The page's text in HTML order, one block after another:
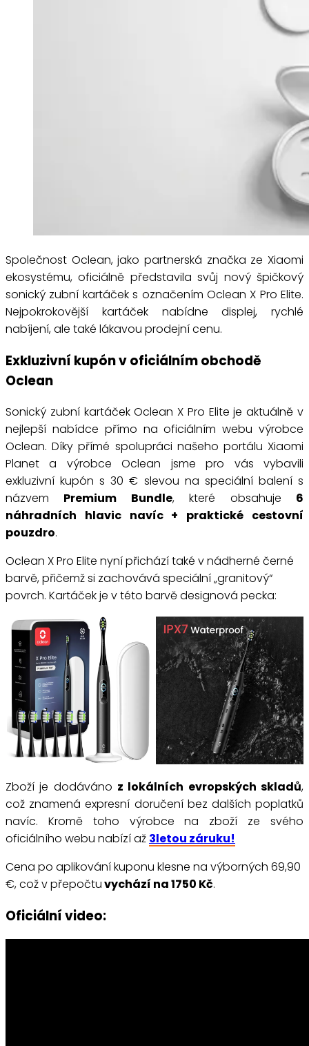
Společnost Oclean, jako partnerská značka ze Xiaomi
ekosystému, oficiálně představila svůj nový špičkový
sonický zubní kartáček s označením Oclean X Pro Elite.
Nejpokrokovější kartáček nabídne displej, rychlé
nabíjení, ale také lákavou prodejní cenu.
Exkluzivní kupón v oficiálním obchodě
Oclean
Sonický zubní kartáček Oclean X Pro Elite je aktuálně v
nejlepší nabídce přímo na oficiálním webu výrobce
Oclean. Díky přímé spolupráci našeho portálu Xiaomi
Planet a výrobce Oclean jsme pro vás vybavili
exkluzivní kupón s 30 € slevou na speciální balení s
názvem Premium Bundle, které obsahuje 6
náhradních hlavic navíc + praktické cestovní
pouzdro.
Oclean X Pro Elite nyní přichází také v nádherné černé
barvě, přičemž si zachovává speciální „granitový“
povrch. Kartáček je v této barvě designová pecka:
Zboží je dodáváno z lokálních evropských skladů,
což znamená expresní doručení bez dalších poplatků
navíc. Kromě toho výrobce na zboží ze svého
oficiálního webu nabízí až 3letou záruku!
Cena po aplikování kuponu klesne na výborných 69,90
€, což v přepočtuvychází na 1750 Kč.
Oficiální video: